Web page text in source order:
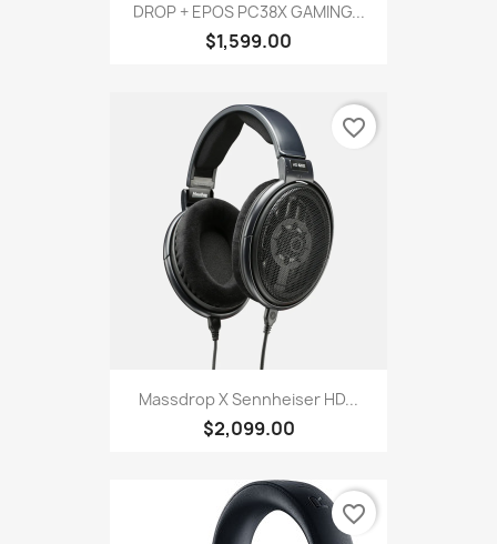
DROP + EPOS PC38X GAMING...
$1,599.00
Massdrop X Sennheiser HD...
$2,099.00
favorite_border
favorite_border